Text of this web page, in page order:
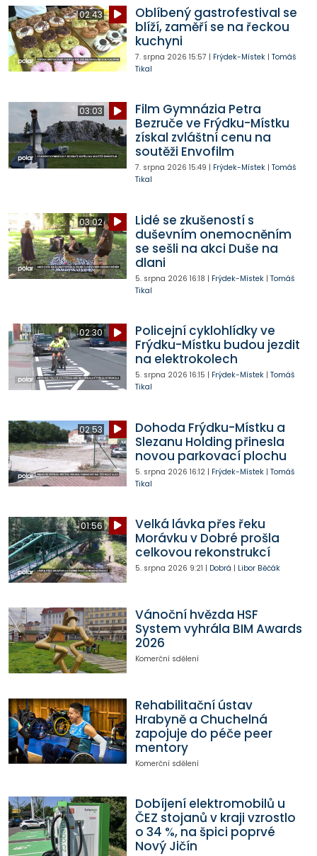
02:43
Oblíbený gastrofestival se
blíží, zaměří se na řeckou
kuchyni
7. srpna 2026 15:57 | Frýdek-Místek| Tomáš
Tikal
03:03
Film Gymnázia Petra
Bezruče ve Frýdku-Místku
získal zvláštní cenu na
soutěži Envofilm
7. srpna 2026 15:49 | Frýdek-Místek| Tomáš
Tikal
03:02
Lidé se zkušeností s
duševním onemocněním
se sešli na akci Duše na
dlani
5. srpna 2026 16:18 | Frýdek-Místek| Tomáš
Tikal
02:30
Policejní cyklohlídky ve
Frýdku-Místku budou jezdit
na elektrokolech
5. srpna 2026 16:15 | Frýdek-Místek| Tomáš
Tikal
02:53
Dohoda Frýdku-Místku a
Slezanu Holding přinesla
novou parkovací plochu
5. srpna 2026 16:12| Frýdek-Místek| Tomáš
Tikal
01:56
Velká lávka přes řeku
Morávku v Dobré prošla
celkovou rekonstrukcí
5. srpna 2026 9:21 | Dobrá | Libor Běčák
Vánoční hvězda HSF
System vyhrála BIM Awards
2026
Komerční sdělení
Rehabilitační ústav
Hrabyně a Chuchelná
zapojuje do péče peer
mentory
Komerční sdělení
Dobíjení elektromobilů u
ČEZ stojanů v kraji vzrostlo
o 34 %, na špici poprvé
Nový Jičín